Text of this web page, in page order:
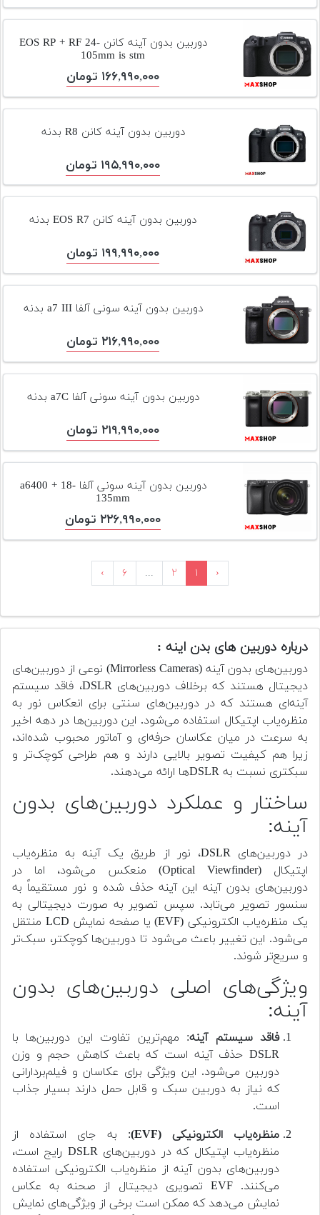
دوربین بدون آینه کانن EOS RP + RF 24-
105mm is stm
۱۶۶,۹۹۰,۰۰۰ تومان
دوربین بدون آینه کانن R8 بدنه
۱۹۵,۹۹۰,۰۰۰ تومان
دوربین بدون آینه کانن EOS R7 بدنه
۱۹۹,۹۹۰,۰۰۰ تومان
دوربین بدون آینه سونی آلفا a7 III بدنه
۲۱۶,۹۹۰,۰۰۰ تومان
دوربین بدون آینه سونی آلفا a7C بدنه
۲۱۹,۹۹۰,۰۰۰ تومان
دوربین بدون آینه سونی آلفا a6400 + 18-
135mm
۲۲۶,۹۹۰,۰۰۰ تومان
‹ ۱ ۲ ... ۶ ›
درباره دوربین های بدن اینه :
دوربین‌های بدون آینه (Mirrorless Cameras) نوعی از دوربین‌های
دیجیتال هستند که برخلاف دوربین‌های DSLR، فاقد سیستم
آینه‌ای هستند که در دوربین‌های سنتی برای انعکاس نور به
منظره‌یاب اپتیکال استفاده می‌شود. این دوربین‌ها در دهه اخیر
به سرعت در میان عکاسان حرفه‌ای و آماتور محبوب شده‌اند،
زیرا هم کیفیت تصویر بالایی دارند و هم طراحی کوچک‌تر و
سبکتری نسبت به DSLRها ارائه می‌دهند.
ساختار و عملکرد دوربین‌های بدون
آینه:
در دوربین‌های DSLR، نور از طریق یک آینه به منظره‌یاب
اپتیکال (Optical Viewfinder) منعکس می‌شود، اما در
دوربین‌های بدون آینه این آینه حذف شده و نور مستقیماً به
سنسور تصویر می‌تابد. سپس تصویر به صورت دیجیتالی به
یک منظره‌یاب الکترونیکی (EVF) یا صفحه نمایش LCD منتقل
می‌شود. این تغییر باعث می‌شود تا دوربین‌ها کوچکتر، سبک‌تر
و سریع‌تر شوند.
ویژگی‌های اصلی دوربین‌های بدون
آینه:
فاقد سیستم آینه: مهم‌ترین تفاوت این دوربین‌ها با
DSLR حذف آینه است که باعث کاهش حجم و وزن
دوربین می‌شود. این ویژگی برای عکاسان و فیلم‌بردارانی
که نیاز به دوربین سبک و قابل حمل دارند بسیار جذاب
است.
منظره‌یاب الکترونیکی (EVF)
: به جای استفاده از
منظره‌یاب اپتیکال که در دوربین‌های DSLR رایج است،
دوربین‌های بدون آینه از منظره‌یاب الکترونیکی استفاده
می‌کنند. EVF تصویری دیجیتال از صحنه به عکاس
نمایش می‌دهد که ممکن است برخی از ویژگی‌های نمایش